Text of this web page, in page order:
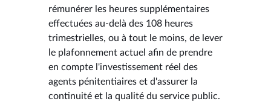
rémunérer les heures supplémentaires
effectuées au-delà des 108 heures
trimestrielles, ou à tout le moins, de lever
le plafonnement actuel afin de prendre
en compte l'investissement réel des
agents pénitentiaires et d'assurer la
continuité et la qualité du service public.